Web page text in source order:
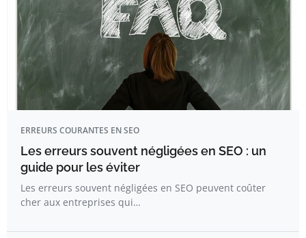
ERREURS COURANTES EN SEO
Les erreurs souvent négligées en SEO : un
guide pour les éviter
Les erreurs souvent négligées en SEO peuvent coûter
cher aux entreprises qui…